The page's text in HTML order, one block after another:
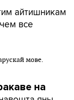
айтишникам
все
на